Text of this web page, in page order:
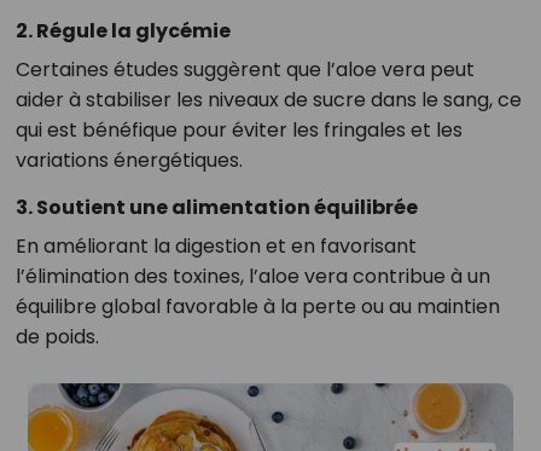
2. Régule la glycémie
Certaines études suggèrent que l’aloe vera peut
aider à stabiliser les niveaux de sucre dans le sang, ce
qui est bénéfique pour éviter les fringales et les
variations énergétiques.
3. Soutient une alimentation équilibrée
En améliorant la digestion et en favorisant
l’élimination des toxines, l’aloe vera contribue à un
équilibre global favorable à la perte ou au maintien
de poids.